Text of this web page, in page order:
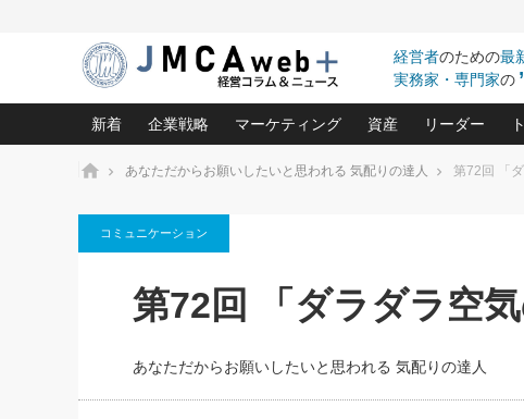
経営者のための最
実務家・専門家の
新着
がよいのでしょうか！
2026.08.7
FOOD & LIFE COMPANIES
企業戦略
中小企業の「１位づくり」戦略(96)
利益を最大化する「業務改善」横田尚哉氏(5)
強い会社を築く ビジネス・クリニック(240)
日本レーザー「人を大切にしながら利益を上げる経
武器としてのM&A入門(3)
マーケティング
ロングセラーの玉手箱(9)
は(5)
最高の自分を表現する 成功イメージ戦
資産
中国経済の最新動向
事業承継の前に、決
会社と社長のための
リーダー
ピョートル
朝礼・会議
ホーム あなただからお願いしたいと思われる 気配りの達人 第72回 「
コミュニケーション
第72回 「ダラダラ空気
あなただからお願いしたいと思われる 気配りの達人